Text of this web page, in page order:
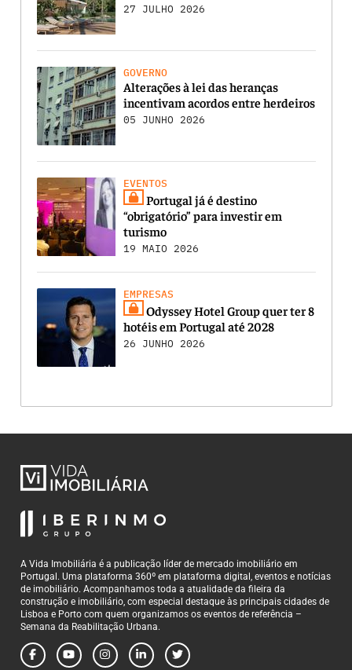
27 JULHO 2026
GOVERNO
Alterações à lei das heranças
incentivam acordos entre herdeiros
05 JUNHO 2026
EVENTOS
Portugal já é destino
“obrigatório” para investir em
turismo
19 MAIO 2026
EMPRESAS
Odyssey Hotel Group quer ter 8
hotéis em Portugal até 2028
26 JUNHO 2026
A Vida Imobiliária é a publicação líder de mercado imobiliário em
Portugal. Uma plataforma 360º em plataforma digital, eventos e notícias
de imobiliário. Acompanhamos toda a atualidade da fileira da
construção e imobiliário, com especial destaque às principais cidades de
Lisboa e Porto com quem organizamos os eventos de referência –
Semana da Reabilitação Urbana.